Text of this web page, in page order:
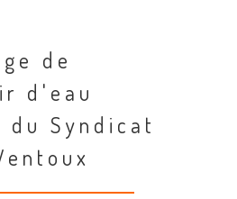
de
d'eau
du Syndicat